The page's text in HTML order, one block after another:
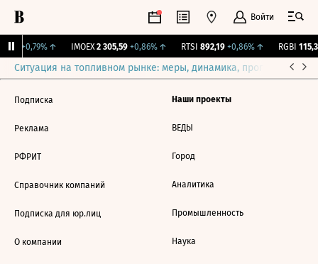
Войти
+0,79%↑ IMOEX 2 305,59 +0,86%↑ RTSI 892,19 +0,86%↑ RGBI
Ситуация на топливном рынке: меры, динамика, прогнозы
Подписка
Реклама
РФРИТ
Справочник компаний
Подписка для юр.лиц
О компании
Наши проекты
ВЕДЫ
Город
Аналитика
Промышленность
Наука